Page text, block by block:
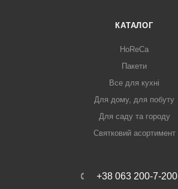
КАТАЛОГ
HoReCa
Пакети
Все для кухні
Для дому, для побуту
Для саду та городу
Святковий асортимент
+38 063 200-7-200